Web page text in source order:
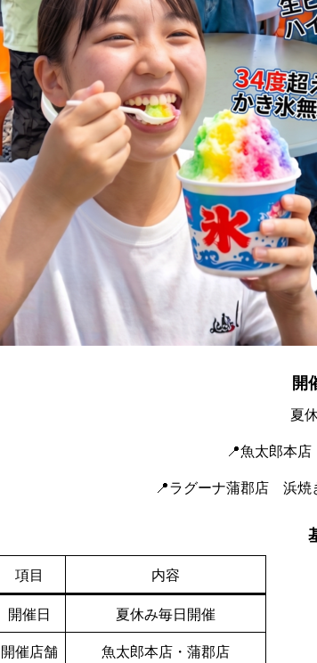
開
夏
📍魚太郎本
📍ラグーナ蒲郡店 浜
項目
内容
開催日
夏休み毎日開催
開催店舗
魚太郎本店・蒲郡店